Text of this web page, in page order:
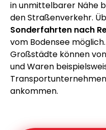
in unmittelbarer Nähe
den Straßenverkehr.
Sonderfahrten nach
vom Bodensee
Großstädte können
und Waren
ankommen.